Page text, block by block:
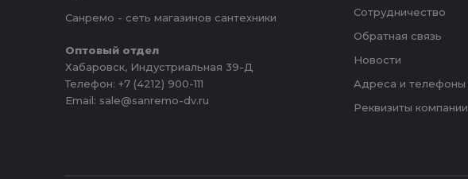
Санремо - сеть магазинов сантехники
Оптовый отдел
Хабаровск, Индустриальная 39-Д
Телефон: +7 (4212) 900-111
Email: sale@sanremo-dv.ru
Сотрудничество
Обратная связь
Новости
Адреса и телефоны
Реквизиты компании